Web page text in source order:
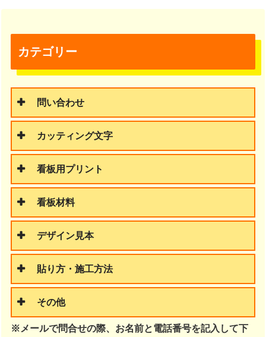
カテゴリー
問い合わせ
カッティング文字
看板用プリント
看板材料
デザイン見本
貼り方・施工方法
その他
※メールで問合せの際、お名前と電話番号を記入して下